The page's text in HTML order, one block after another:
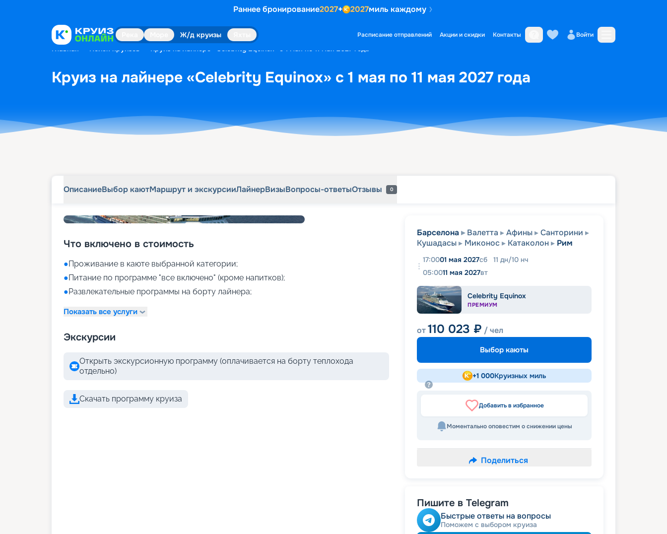
Раннее бронирование2027+ 2027миль каждому
Ж/д круизы Расписание отправлений Акции и скидки Контакты Войти
Главная Поиск круизов Круиз на лайнере «Celebrity Equinox» с 1 мая по 11 мая 2027 года
Круиз на лайнере «Celebrity Equinox» с 1 мая по 11 мая 2027 года
ОписаниеВыбор каютМаршрут и экскурсииЛайнерВизыВопросы-ответыОтзывы 0
Что включено в стоимость
●Проживание в каюте выбранной категории;
●Питание по программе "все включено" (кроме напитков);
●Развлекательные программы на борту лайнера;
Показать все услуги
Экскурсии
Открыть экскурсионную программу (оплачивается на борту теплохода
отдельно)
Скачать программу круиза
Барселона Валетта Афины
Санторини
Кушадасы
Миконос Катаколон Рим
17:0001 мая 2027сб 11 дн/10 нч
05:0011 мая 2027вт
Celebrity Equinox
ПРЕМИУМ
от110 023 ₽ / чел
Выбор каюты
+1 000Круизных миль
Добавить в избранное
Моментально оповестим о снижении цены
Поделиться
Пишите в Telegram
Быстрые ответы на вопросы
Поможем с выбором круиза